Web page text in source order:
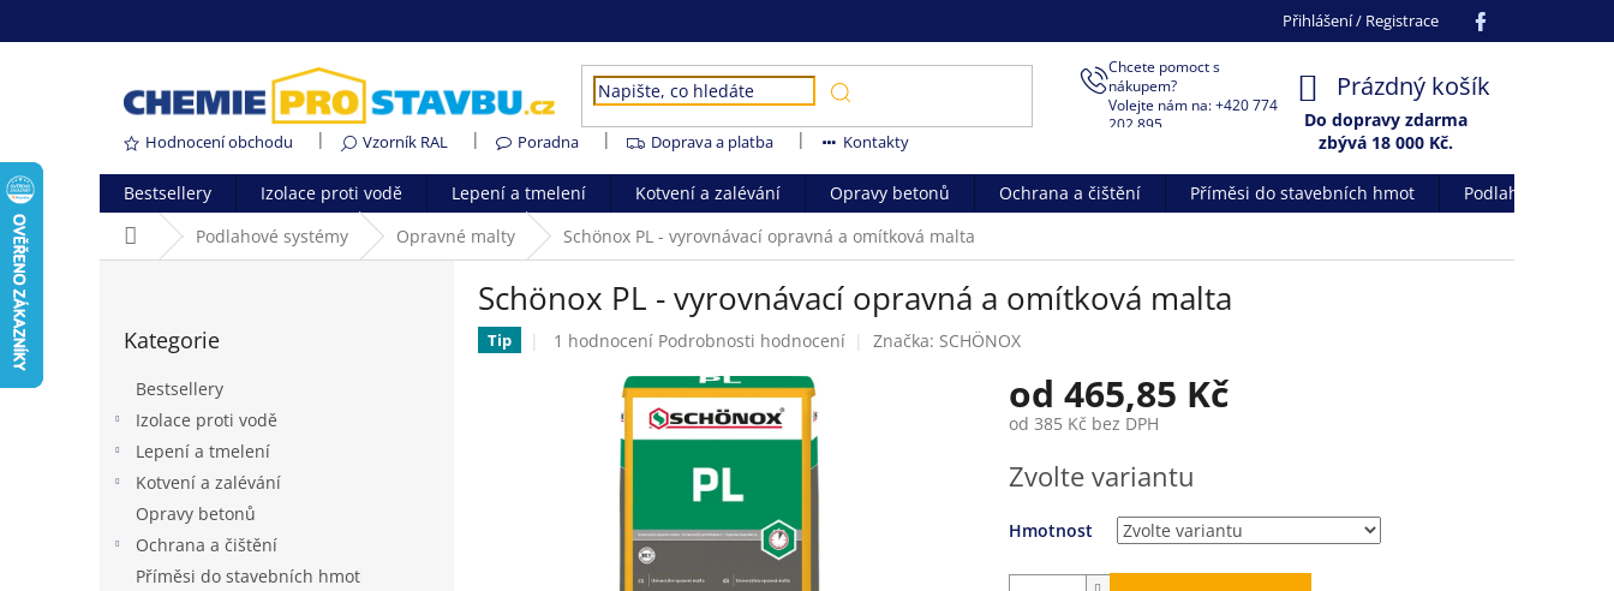
Přihlášení / Registrace
Chcete pomoct s
nákupem?
Volejte nám na: +420 774
202 895
NÁKUPNÍ
KOŠÍK
Prázdný košík
Hodnocení obchodu Vzorník RAL Poradna Doprava a platba Kontakty
Do dopravy zdarma
zbývá 18 000 Kč.
Bestsellery Izolace proti vodě Lepení a tmelení Kotvení a zalévání Opravy betonů Ochrana a čištění Příměsi do stavebních hmot
Podlahové
Domů Podlahové systémy Opravné malty Schönox PL - vyrovnávací opravná a omítková malta
kategorie
Kategorie
Bestsellery
Izolace proti vodě
Lepení a tmelení
Kotvení a zalévání
Opravy betonů
Ochrana a čištění
Příměsi do stavebních hmot
Schönox PL - vyrovnávací opravná a omítková malta
Tip
Průměrné
produktu
1 hodnocení Podrobnosti hodnocení Značka: SCHÖNOX
od 465,85 Kč
od 385 Kč bez DPH
cena:
Zvolte variantu
Hmotnost